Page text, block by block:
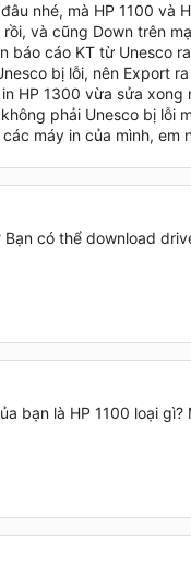
nhé, mà HP 1100 và
và cũng Down trên
báo cáo KT từ Unesco
bị lỗi, nên Export
HP 1300 vừa sửa
phải Unesco bị lỗi
máy in của mình, em
có thể download
bạn là HP 1100 loại